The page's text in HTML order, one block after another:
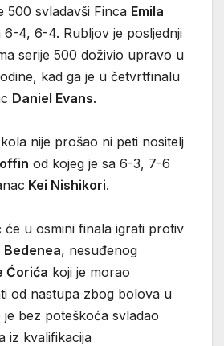
500 svladavši Finca Emila
6-4, 6-4. Rubljov je posljednji
serije 500 doživio upravo u
kad ga je u četvrtfinalu
Daniel Evans.
nije prošao ni peti nositelj
od kojeg je sa 6-3, 7-6
Kei Nishikori.
će u osmini finala igrati protiv
Bedenea, nesuđenog
Ćorića koji je morao
od nastupa zbog bolova u
je bez poteškoća svladao
iz kvalifikacija